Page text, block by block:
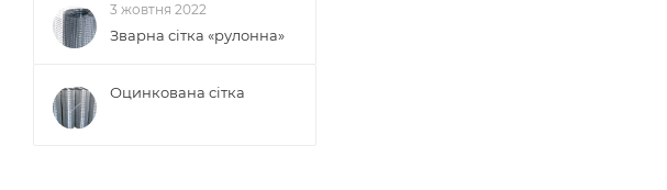
3 жовтня 2022
Зварна сітка «рулонна»
Оцинкована сітка